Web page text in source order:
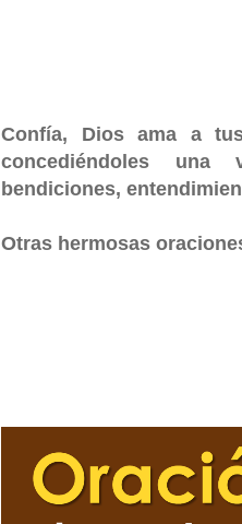
Confía, Dios ama a
concediéndoles una
bendiciones,
Otras hermosas